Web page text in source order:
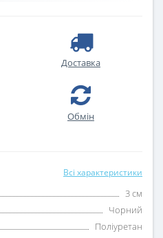
Доставка
Oбмін
Всі характеристики
3 см
Чорний
Поліуретан